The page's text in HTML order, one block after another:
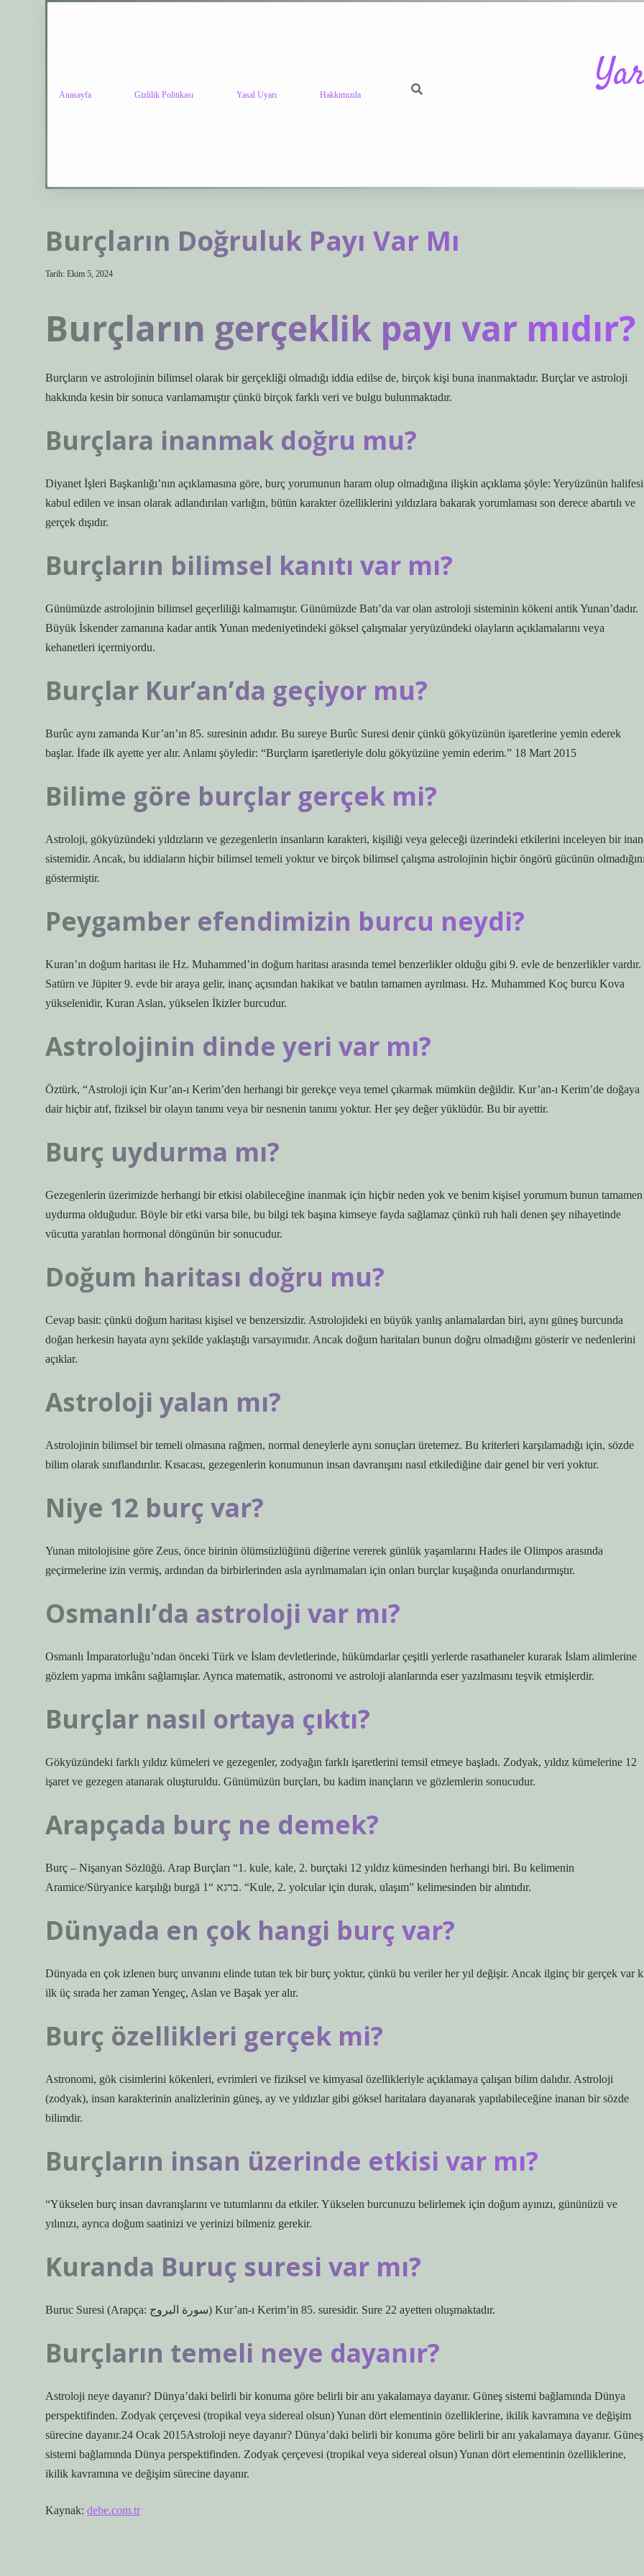
Anasayfa Gizlilik Politikası Yasal Uyarı Hakkımızda
Burçların Doğruluk Payı Var Mı
Tarih: Ekim 5, 2024
Burçların gerçeklik payı var mıdır?
Burçların ve astrolojinin bilimsel olarak bir gerçekliği olmadığı iddia edilse de, birçok kişi buna inanmaktadır. Burçlar ve astroloji
hakkında kesin bir sonuca varılamamıştır çünkü birçok farklı veri ve bulgu bulunmaktadır.
Burçlara inanmak doğru mu?
Diyanet İşleri Başkanlığı’nın açıklamasına göre, burç yorumunun haram olup olmadığına ilişkin açıklama şöyle: Yeryüzünün halifesi
kabul edilen ve insan olarak adlandırılan varlığın, bütün karakter özelliklerini yıldızlara bakarak yorumlaması son derece abartılı ve
gerçek dışıdır.
Burçların bilimsel kanıtı var mı?
Günümüzde astrolojinin bilimsel geçerliliği kalmamıştır. Günümüzde Batı’da var olan astroloji sisteminin kökeni antik Yunan’dadır.
Büyük İskender zamanına kadar antik Yunan medeniyetindeki göksel çalışmalar yeryüzündeki olayların açıklamalarını veya
kehanetleri içermiyordu.
Burçlar Kur’an’da geçiyor mu?
Burûc aynı zamanda Kur’an’ın 85. suresinin adıdır. Bu sureye Burûc Suresi denir çünkü gökyüzünün işaretlerine yemin ederek
başlar. İfade ilk ayette yer alır. Anlamı şöyledir: “Burçların işaretleriyle dolu gökyüzüne yemin ederim.” 18 Mart 2015
Bilime göre burçlar gerçek mi?
Astroloji, gökyüzündeki yıldızların ve gezegenlerin insanların karakteri, kişiliği veya geleceği üzerindeki etkilerini inceleyen bir
sistemidir. Ancak, bu iddiaların hiçbir bilimsel temeli yoktur ve birçok bilimsel çalışma astrolojinin hiçbir öngörü gücünün
göstermiştir.
Peygamber efendimizin burcu neydi?
Kuran’ın doğum haritası ile Hz. Muhammed’in doğum haritası arasında temel benzerlikler olduğu gibi 9. evle de benzerlikler vardır.
Satürn ve Jüpiter 9. evde bir araya gelir, inanç açısından hakikat ve batılın tamamen ayrılması. Hz. Muhammed Koç burcu Kova
yükselenidir, Kuran Aslan, yükselen İkizler burcudur.
Astrolojinin dinde yeri var mı?
Öztürk, “Astroloji için Kur’an-ı Kerim’den herhangi bir gerekçe veya temel çıkarmak mümkün değildir. Kur’an-ı Kerim’de doğaya
dair hiçbir atıf, fiziksel bir olayın tanımı veya bir nesnenin tanımı yoktur. Her şey değer yüklüdür. Bu bir ayettir.
Burç uydurma mı?
Gezegenlerin üzerimizde herhangi bir etkisi olabileceğine inanmak için hiçbir neden yok ve benim kişisel yorumum bunun tamamen
uydurma olduğudur. Böyle bir etki varsa bile, bu bilgi tek başına kimseye fayda sağlamaz çünkü ruh hali denen şey nihayetinde
vücutta yaratılan hormonal döngünün bir sonucudur.
Doğum haritası doğru mu?
Cevap basit: çünkü doğum haritası kişisel ve benzersizdir. Astrolojideki en büyük yanlış anlamalardan biri, aynı güneş burcunda
doğan herkesin hayata aynı şekilde yaklaştığı varsayımıdır. Ancak doğum haritaları bunun doğru olmadığını gösterir ve nedenlerini
açıklar.
Astroloji yalan mı?
Astrolojinin bilimsel bir temeli olmasına rağmen, normal deneylerle aynı sonuçları üretemez. Bu kriterleri karşılamadığı için, sözde
bilim olarak sınıflandırılır. Kısacası, gezegenlerin konumunun insan davranışını nasıl etkilediğine dair genel bir veri yoktur.
Niye 12 burç var?
Yunan mitolojisine göre Zeus, önce birinin ölümsüzlüğünü diğerine vererek günlük yaşamlarını Hades ile Olimpos arasında
geçirmelerine izin vermiş, ardından da birbirlerinden asla ayrılmamaları için onları burçlar kuşağında onurlandırmıştır.
Osmanlı’da astroloji var mı?
Osmanlı İmparatorluğu’ndan önceki Türk ve İslam devletlerinde, hükümdarlar çeşitli yerlerde rasathaneler kurarak İslam alimlerine
gözlem yapma imkânı sağlamışlar. Ayrıca matematik, astronomi ve astroloji alanlarında eser yazılmasını teşvik etmişlerdir.
Burçlar nasıl ortaya çıktı?
Gökyüzündeki farklı yıldız kümeleri ve gezegenler, zodyağın farklı işaretlerini temsil etmeye başladı. Zodyak, yıldız kümelerine 12
işaret ve gezegen atanarak oluşturuldu. Günümüzün burçları, bu kadim inançların ve gözlemlerin sonucudur.
Arapçada burç ne demek?
Burç – Nişanyan Sözlüğü. Arap Burçları “1. kule, kale, 2. burçtaki 12 yıldız kümesinden herhangi biri. Bu kelimenin
Aramice/Süryanice karşılığı burgā ברגא “1. “Kule, 2. yolcular için durak, ulaşım” kelimesinden bir alıntıdır.
Dünyada en çok hangi burç var?
Dünyada en çok izlenen burç unvanını elinde tutan tek bir burç yoktur, çünkü bu veriler her yıl değişir. Ancak ilginç bir gerçek var
ilk üç sırada her zaman Yengeç, Aslan ve Başak yer alır.
Burç özellikleri gerçek mi?
Astronomi, gök cisimlerini kökenleri, evrimleri ve fiziksel ve kimyasal özellikleriyle açıklamaya çalışan bilim dalıdır. Astroloji
(zodyak), insan karakterinin analizlerinin güneş, ay ve yıldızlar gibi göksel haritalara dayanarak yapılabileceğine inanan bir sözde
bilimdir.
Burçların insan üzerinde etkisi var mı?
“Yükselen burç insan davranışlarını ve tutumlarını da etkiler. Yükselen burcunuzu belirlemek için doğum ayınızı, gününüzü ve
yılınızı, ayrıca doğum saatinizi ve yerinizi bilmeniz gerekir.
Kuranda Buruç suresi var mı?
Buruc Suresi (Arapça: سورة البروج) Kur’an-ı Kerim’in 85. suresidir. Sure 22 ayetten oluşmaktadır.
Burçların temeli neye dayanır?
Astroloji neye dayanır? Dünya’daki belirli bir konuma göre belirli bir anı yakalamaya dayanır. Güneş sistemi bağlamında Dünya
perspektifinden. Zodyak çerçevesi (tropikal veya sidereal olsun) Yunan dört elementinin özelliklerine, ikilik kavramına ve değişim
sürecine dayanır.24 Ocak 2015Astroloji neye dayanır? Dünya’daki belirli bir konuma göre belirli bir anı yakalamaya dayanır. Güneş
sistemi bağlamında Dünya perspektifinden. Zodyak çerçevesi (tropikal veya sidereal olsun) Yunan dört elementinin özelliklerine,
ikilik kavramına ve değişim sürecine dayanır.
Kaynak: debe.com.tr